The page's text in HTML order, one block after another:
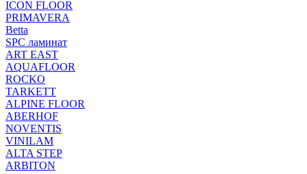
ICON FLOOR
PRIMAVERA
Betta
SPC ламинат
ART EAST
AQUAFLOOR
ROCKO
TARKETT
ALPINE FLOOR
ABERHOF
NOVENTIS
VINILAM
ALTA STEP
ARBITON